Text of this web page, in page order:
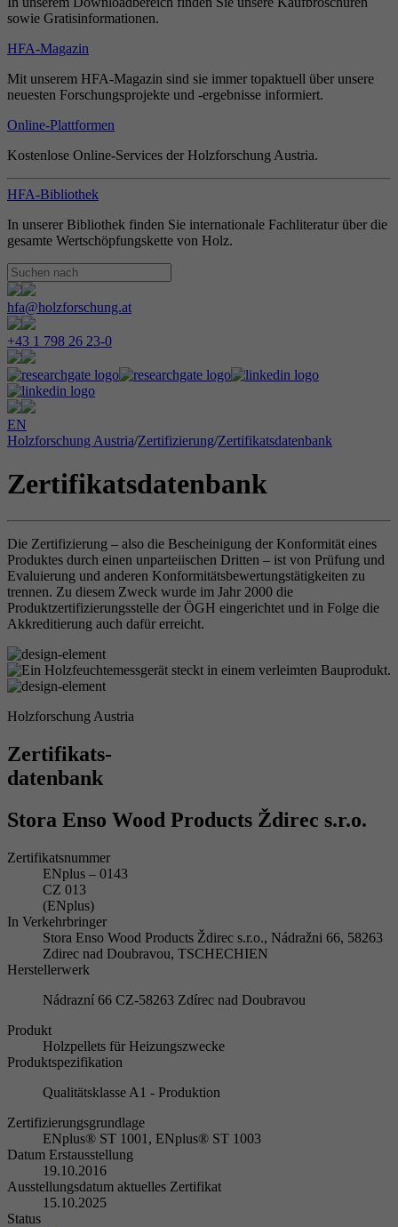
sowie Gratisinformationen.
HFA-Magazin
Mit unserem HFA-Magazin sind sie immer topaktuell über unsere
neuesten Forschungsprojekte und -ergebnisse informiert.
Online-Plattformen
Kostenlose Online-Services der Holzforschung Austria.
HFA-Bibliothek
In unserer Bibliothek finden Sie internationale Fachliteratur über die
gesamte Wertschöpfungskette von Holz.
hfa@holzforschung.at
+43 1 798 26 23-0
EN
Holzforschung Austria/Zertifizierung/Zertifikatsdatenbank
Zertifikatsdatenbank
Die Zertifizierung – also die Bescheinigung der Konformität eines
Produktes durch einen unparteiischen Dritten – ist von Prüfung und
Evaluierung und anderen Konformitätsbewertungstätigkeiten zu
trennen. Zu diesem Zweck wurde im Jahr 2000 die
Produktzertifizierungsstelle der ÖGH eingerichtet und in Folge die
Akkreditierung auch dafür erreicht.
Holzforschung Austria
Zertifikats-
datenbank
Stora Enso Wood Products Ždirec s.r.o.
Zertifikatsnummer
ENplus – 0143
CZ 013
(ENplus)
In Verkehrbringer
Stora Enso Wood Products Ždirec s.r.o., Nádražni 66, 58263
Zdirec nad Doubravou, TSCHECHIEN
Herstellerwerk
Nádrazní 66 CZ-58263 Zdírec nad Doubravou
Produkt
Holzpellets für Heizungszwecke
Produktspezifikation
Qualitätsklasse A1 - Produktion
Zertifizierungsgrundlage
ENplus® ST 1001, ENplus® ST 1003
Datum Erstausstellung
19.10.2016
Ausstellungsdatum aktuelles Zertifikat
15.10.2025
Status